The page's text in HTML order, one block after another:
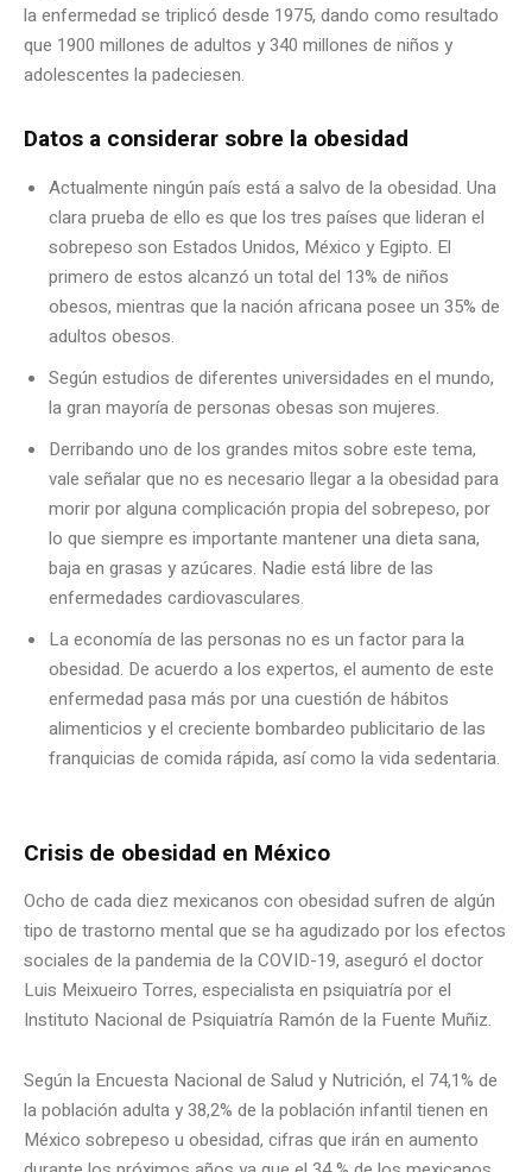
la enfermedad se triplicó desde 1975, dando como resultado
que 1900 millones de adultos y 340 millones de niños y
adolescentes la padeciesen.
Datos a considerar sobre la obesidad
Actualmente ningún país está a salvo de la obesidad. Una
clara prueba de ello es que los tres países que lideran el
sobrepeso son Estados Unidos, México y Egipto. El
primero de estos alcanzó un total del 13% de niños
obesos, mientras que la nación africana posee un 35% de
adultos obesos.
Según estudios de diferentes universidades en el mundo,
la gran mayoría de personas obesas son mujeres.
Derribando uno de los grandes mitos sobre este tema,
vale señalar que no es necesario llegar a la obesidad para
morir por alguna complicación propia del sobrepeso, por
lo que siempre es importante mantener una dieta sana,
baja en grasas y azúcares. Nadie está libre de las
enfermedades cardiovasculares.
La economía de las personas no es un factor para la
obesidad. De acuerdo a los expertos, el aumento de este
enfermedad pasa más por una cuestión de hábitos
alimenticios y el creciente bombardeo publicitario de las
franquicias de comida rápida, así como la vida sedentaria.
Crisis de obesidad en México
Ocho de cada diez mexicanos con obesidad sufren de algún
tipo de trastorno mental que se ha agudizado por los efectos
sociales de la pandemia de la COVID-19, aseguró el doctor
Luis Meixueiro Torres, especialista en psiquiatría por el
Instituto Nacional de Psiquiatría Ramón de la Fuente Muñiz.
Según la Encuesta Nacional de Salud y Nutrición, el 74,1% de
la población adulta y 38,2% de la población infantil tienen en
México sobrepeso u obesidad, cifras que irán en aumento